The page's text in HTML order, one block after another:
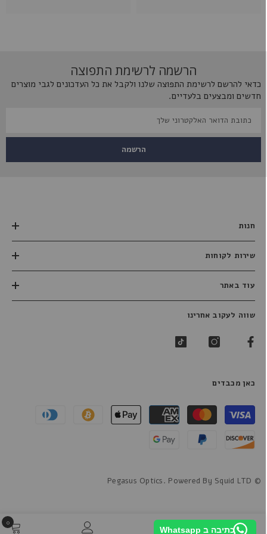
הרשמה לרשימת התפוצה
כדאי להרשם לרשימת התפוצה שלנו ולקבל את כל העדכונים לגבי מוצרים
חדשים ומבצעים בלעדיים.
הרשמה
חנות
שירות לקוחות
עוד באתר
שווה לעקוב אחרינו
כאן מכבדים
שיטות
תשלום
© Pegasus Optics. Powered By Squid LTD
0 0
כתיבה ב Whatsapp